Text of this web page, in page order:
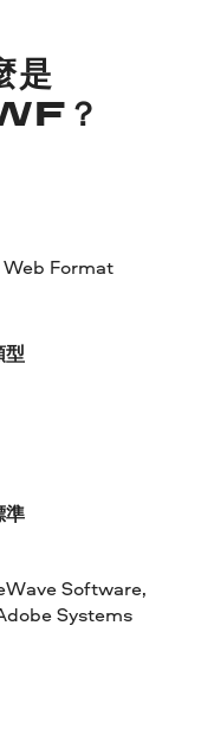
是
？
Format
型
準
Software,
Systems